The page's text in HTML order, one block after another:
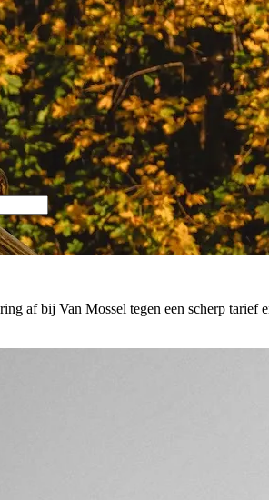
af bij Van Mossel tegen een scherp tarief